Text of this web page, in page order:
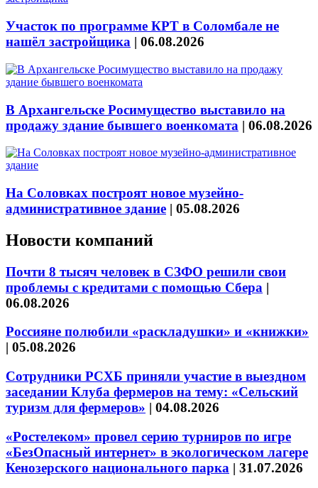
Участок по программе КРТ в Соломбале не
нашёл застройщика | 06.08.2026
В Архангельске Росимущество выставило на
продажу здание бывшего военкомата | 06.08.2026
На Соловках построят новое музейно-
административное здание | 05.08.2026
Новости компаний
Почти 8 тысяч человек в СЗФО решили свои
проблемы с кредитами с помощью Сбера |
06.08.2026
Россияне полюбили «раскладушки» и «книжки»
| 05.08.2026
Сотрудники РСХБ приняли участие в выездном
заседании Клуба фермеров на тему: «Сельский
туризм для фермеров» | 04.08.2026
«Ростелеком» провел серию турниров по игре
«БезОпасный интернет» в экологическом лагере
Кенозерского национального парка | 31.07.2026